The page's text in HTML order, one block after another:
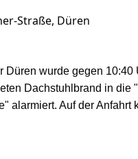
Straße, Düren
Düren wurde gegen 10:40
Dachstuhlbrand in die
alarmiert. Auf der Anfahrt